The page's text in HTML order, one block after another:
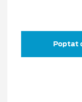
Poptat